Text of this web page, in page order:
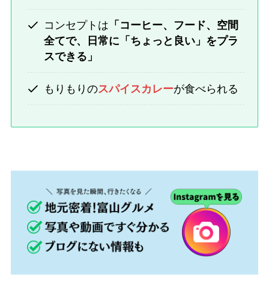
コンセプトは 「コーヒー、フード、空間
全てで、日常に「ちょっと良い」をプラ
スできる」
もりもりのスパイスカレーが食べられる